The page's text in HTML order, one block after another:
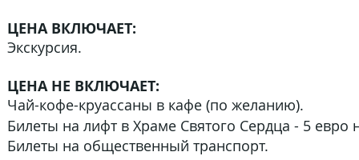
ЦЕНА ВКЛЮЧАЕТ:
Экскурсия.
ЦЕНА НЕ ВКЛЮЧАЕТ:
Чай-кофе-круассаны в кафе (по желанию).
Билеты на лифт в Храме Святого Сердца - 5 евро
Билеты на общественный транспорт.